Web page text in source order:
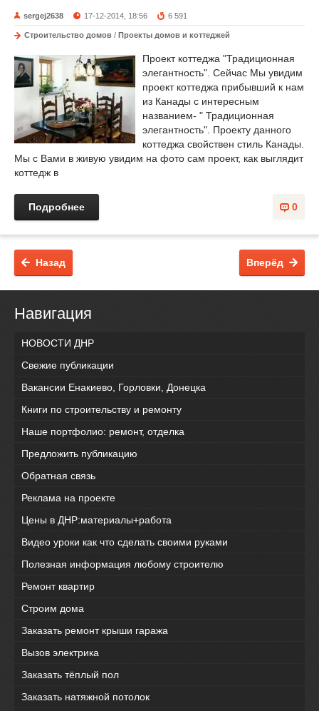
sergej2638 17-12-2014, 18:56 6 591
Строительство домов / Проекты домов и коттеджей
Проект коттеджа "Традиционная
элегантность". Сейчас Мы увидим
проект коттеджа прибывший к нам
из Канады с интересным
названием- " Традиционная
элегантность". Проекту данного
коттеджа свойствен стиль Канады.
Мы с Вами в живую увидим на фото сам проект, как выглядит
коттедж в
0
Подробнее
Вперёд
Назад
Навигация
НОВОСТИ ДНР
Свежие публикации
Вакансии Енакиево, Горловки, Донецка
Книги по строительству и ремонту
Наше портфолио: ремонт, отделка
Предложить публикацию
Обратная связь
Реклама на проекте
Цены в ДНР:материалы+работа
Видео уроки как что сделать своими руками
Полезная информация любому строителю
Ремонт квартир
Строим дома
Заказать ремонт крыши гаража
Вызов электрика
Заказать тёплый пол
Заказать натяжной потолок